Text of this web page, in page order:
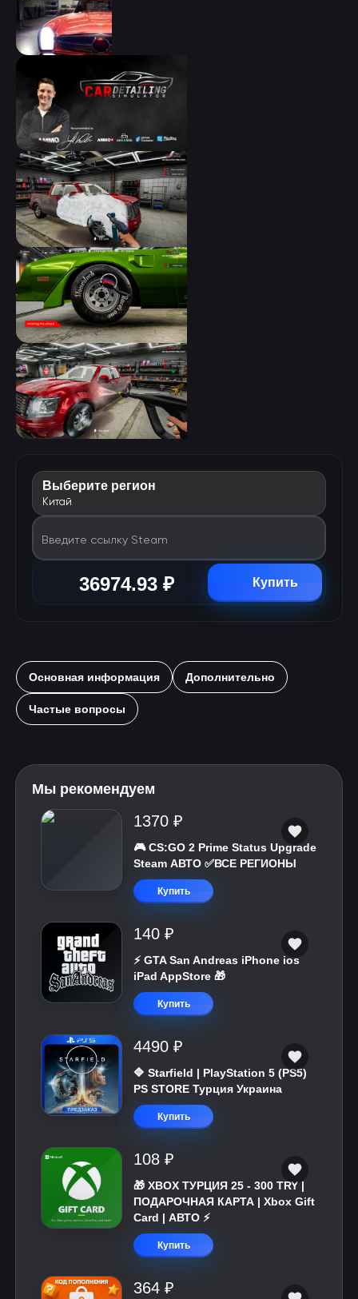
Выберите регион
Китай
Введите ссылку Steam
36974.93 ₽ Купить
Основная информация Дополнительно
Частые вопросы
Мы рекомендуем
1370 ₽
🎮 CS:GO 2 Prime Status Upgrade
Steam АВТО ✅ВСЕ РЕГИОНЫ
Купить
140 ₽
⚡️ GTA San Andreas iPhone ios
iPad AppStore 🎁
Купить
4490 ₽
🔷 Starfield | PlayStation 5 (PS5)
PS STORE Турция Украина
Купить
108 ₽
🎁 XBOX ТУРЦИЯ 25 - 300 TRY |
ПОДАРОЧНАЯ КАРТА | Xbox Gift
Card | АВТО ⚡
Купить
364 ₽